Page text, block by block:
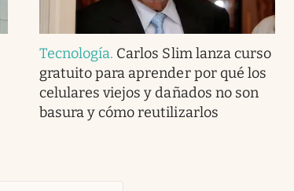
Tecnología. Carlos Slim lanza curso
gratuito para aprender por qué los
celulares viejos y dañados no son
basura y cómo reutilizarlos